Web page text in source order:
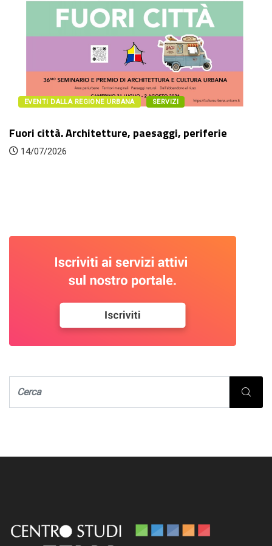
EVENTI DALLA REGIONE URBANA SERVIZI
Fuori città. Architetture, paesaggi, periferie
14/07/2026